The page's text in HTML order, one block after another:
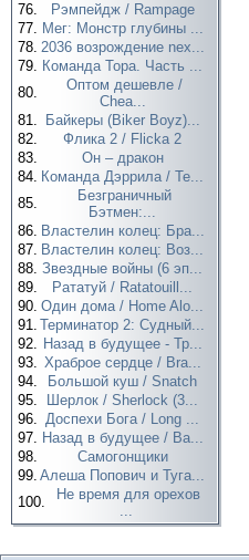
76.
Рэмпейдж / Rampage
77. Мег: Монстр глубины ...
78. 2036 возрождение nex...
79. Команда Тора. Часть ...
80.
Оптом дешевле /
Chea...
81.
Байкеры (Biker Boyz)...
82.
Флика 2 / Flicka 2
83.
Он – дракон
84. Команда Дэррила / Te...
85.
Безграничный
Бэтмен:...
86. Властелин колец: Бра...
87. Властелин колец: Воз...
88. Звездные войны (6 эп...
89.
Рататуй / Ratatouill...
90. Один дома / Home Alo...
91. Терминатор 2: Судный...
92. Назад в будущее - Тр...
93. Храброе сердце / Bra...
94.
Большой куш / Snatch
95.
Шерлок / Sherlock (3...
96. Доспехи Бога / Long ...
97. Назад в будущее / Ba...
98.
Самогонщики
99. Алеша Попович и Туга...
100.
Не время для орехов
...